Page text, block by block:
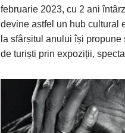
februarie 2023, cu 2 ani
devine astfel un hub cultural
la sfârșitul anului își
de turiști prin expoziții,